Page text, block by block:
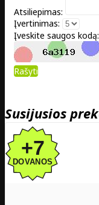
Atsiliepimas:
Įvertinimas:
Įveskite saugos kodą:
Rašyti
Susijusios